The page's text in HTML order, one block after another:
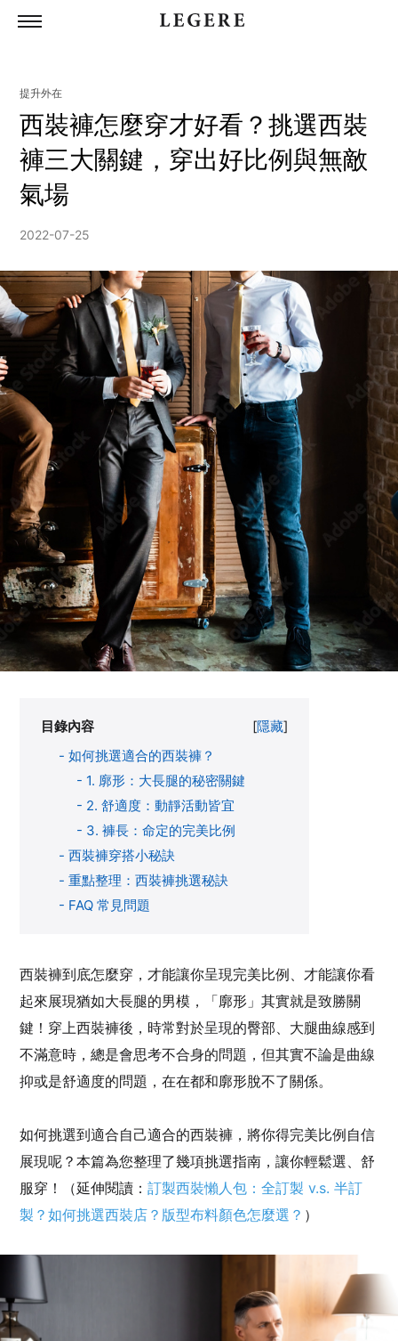
所有商品
西裝
襯衫
西裝褲
提升外在
西裝褲怎麼穿才好看？挑選西裝
褲三大關鍵，穿出好比例與無敵
氣場
2022-07-25
目錄內容 [隱藏]
- 如何挑選適合的西裝褲？
- 1. 廓形：大長腿的秘密關鍵
- 2. 舒適度：動靜活動皆宜
- 3. 褲長：命定的完美比例
- 西裝褲穿搭小秘訣
- 重點整理：西裝褲挑選秘訣
- FAQ 常見問題
西裝褲到底怎麼穿，才能讓你呈現完美比例、才能讓你看
起來展現猶如大長腿的男模，「廓形」其實就是致勝關
鍵！穿上西裝褲後，時常對於呈現的臀部、大腿曲線感到
不滿意時，總是會思考不合身的問題，但其實不論是曲線
抑或是舒適度的問題，在在都和廓形脫不了關係。
如何挑選到適合自己適合的西裝褲，將你得完美比例自信
展現呢？本篇為您整理了幾項挑選指南，讓你輕鬆選、舒
服穿！（延伸閱讀： 訂製西裝懶人包：全訂製 v.s. 半訂
製？如何挑選西裝店？版型布料顏色怎麼選？ ）